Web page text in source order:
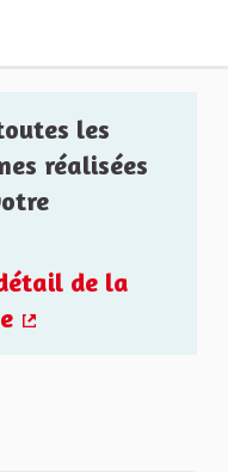
les
réalisées
de la